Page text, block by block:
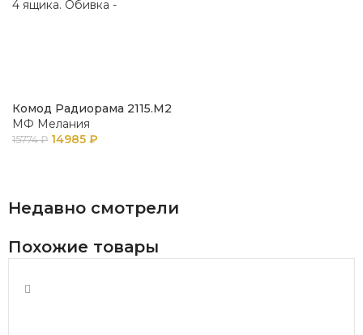
Комод Радиорама 2115.М2
МФ Мелания
15774₽ 14985 ₽
Недавно смотрели
Похожие товары